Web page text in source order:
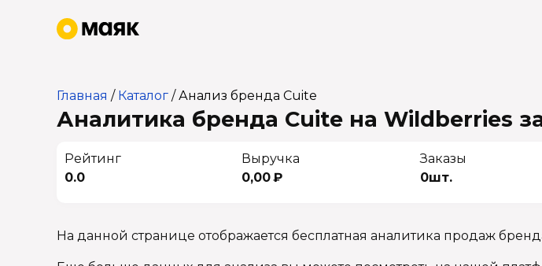
Главная / Каталог /Анализ бренда Cuite
Аналитика бренда Cuite на Wildberries
Рейтинг
0.0
Выручка
0,00 ₽
Заказы
0шт.
На данной странице отображается бесплатная аналитика продаж